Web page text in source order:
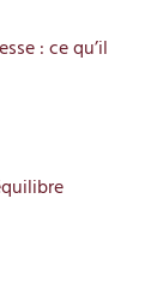
: ce qu’il